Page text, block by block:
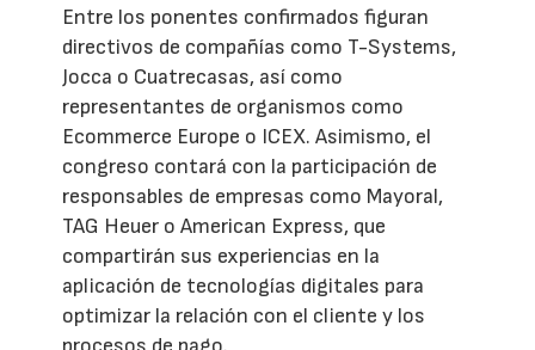
Entre los ponentes confirmados figuran
directivos de compañías como T-Systems,
Jocca o Cuatrecasas, así como
representantes de organismos como
Ecommerce Europe o ICEX. Asimismo, el
congreso contará con la participación de
responsables de empresas como Mayoral,
TAG Heuer o American Express, que
compartirán sus experiencias en la
aplicación de tecnologías digitales para
optimizar la relación con el cliente y los